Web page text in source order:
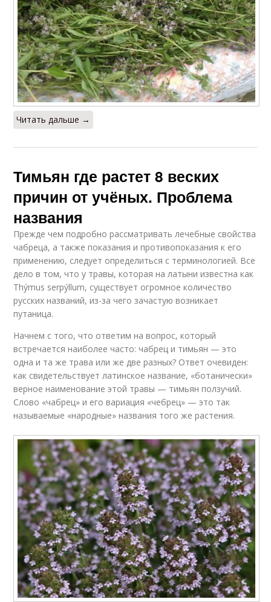
Читать дальше →
Тимьян где растет 8 веских
причин от учёных. Проблема
названия
Прежде чем подробно рассматривать лечебные свойства
чабреца, а также показания и противопоказания к его
применению, следует определиться с терминологией. Все
дело в том, что у травы, которая на латыни известна как
Thýmus serpýllum, существует огромное количество
русских названий, из-за чего зачастую возникает
путаница.
Начнем с того, что ответим на вопрос, который
встречается наиболее часто: чабрец и тимьян — это
одна и та же трава или же две разных? Ответ очевиден:
как свидетельствует латинское название, «ботанически»
верное наименование этой травы — тимьян ползучий.
Слово «чабрец» и его вариация «чебрец» — это так
называемые «народные» названия того же растения.